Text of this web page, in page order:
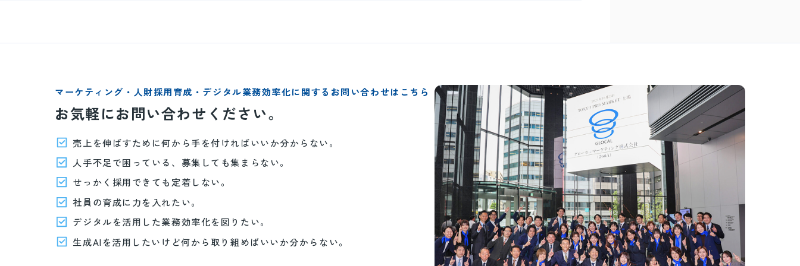
マーケティング・人財採用育成・デジタル業務効率化に関するお問い合わせはこちら
お気軽にお問い合わせください。
売上を伸ばすために何から手を付ければいいか分からない。
人手不足で困っている、募集しても集まらない。
せっかく採用できても定着しない。
社員の育成に力を入れたい。
デジタルを活用した業務効率化を図りたい。
生成AIを活用したいけど何から取り組めばいいか分からない。